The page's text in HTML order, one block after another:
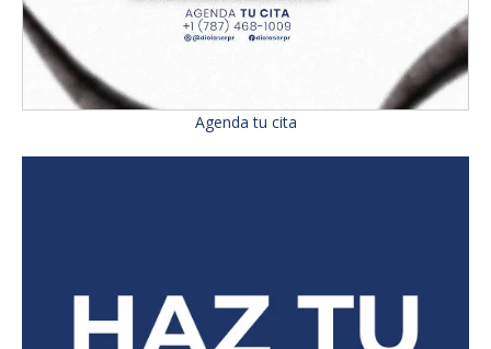
Agenda tu cita